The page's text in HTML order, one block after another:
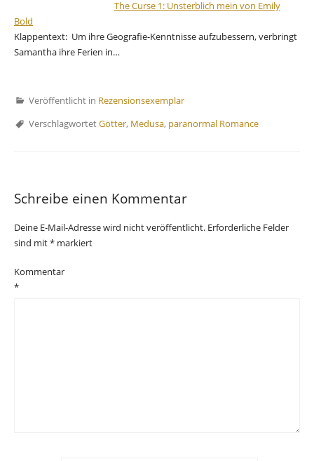
The Curse 1: Unsterblich mein von Emily
Bold
Klappentext: Um ihre Geografie-Kenntnisse aufzubessern, verbringt
Samantha ihre Ferien in…
Veröffentlicht in Rezensionsexemplar
VerschlagwortetGötter, Medusa, paranormal Romance
Schreibe einen Kommentar
Deine E-Mail-Adresse wird nicht veröffentlicht. Erforderliche Felder
sind mit* markiert
Kommentar
*